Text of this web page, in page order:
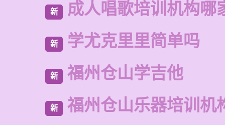
新 成人唱歌培训机构哪
新 学尤克里里简单吗
新 福州仓山学吉他
新 福州仓山乐器培训机